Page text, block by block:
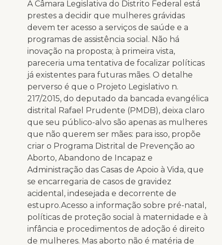
A Câmara Legislativa do Distrito Federal está
prestes a decidir que mulheres grávidas
devem ter acesso a serviços de saúde e a
programas de assistência social. Não há
inovação na proposta; à primeira vista,
pareceria uma tentativa de focalizar políticas
já existentes para futuras mães. O detalhe
perverso é que o Projeto Legislativo n.
217/2015, do deputado da bancada evangélica
distrital Rafael Prudente (PMDB), deixa claro
que seu público-alvo são apenas as mulheres
que não querem ser mães: para isso, propõe
criar o Programa Distrital de Prevenção ao
Aborto, Abandono de Incapaz e
Administração das Casas de Apoio à Vida, que
se encarregaria de casos de gravidez
acidental, indesejada e decorrente de
estupro.Acesso a informação sobre pré-natal,
políticas de proteção social à maternidade e à
infância e procedimentos de adoção é direito
de mulheres. Mas aborto não é matéria de